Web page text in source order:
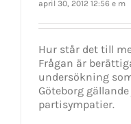
april 30, 2012 12:56 e m
Hur står det till
Frågan är
undersökning
Göteborg
partisympatier.